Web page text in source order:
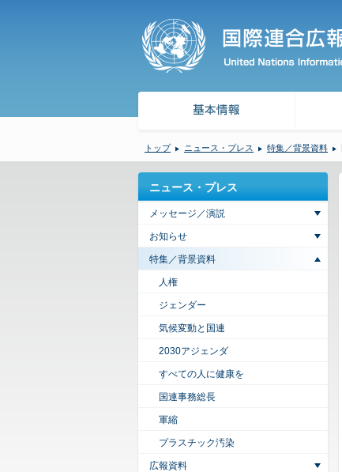
トップ ニュース・プレス 特集／背景資料
ニュース・プレス
メッセージ／演説
お知らせ
特集／背景資料
人権
ジェンダー
気候変動と国連
2030アジェンダ
すべての人に健康を
国連事務総長
軍縮
プラスチック汚染
広報資料